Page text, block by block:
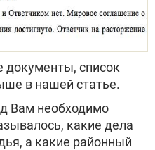
документы, список
в нашей статье.
Вам необходимо
какие дела
а какие районный